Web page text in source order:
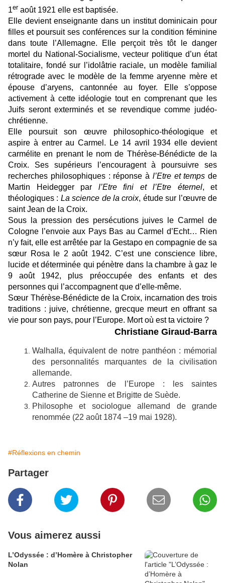
1er août 1921 elle est baptisée.
Elle devient enseignante dans un institut dominicain pour
filles et poursuit ses conférences sur la condition féminine
dans toute l’Allemagne. Elle perçoit très tôt le danger
mortel du National-Socialisme, vecteur politique d’un état
totalitaire, fondé sur l’idolâtrie raciale, un modèle familial
rétrograde avec le modèle de la femme aryenne mère et
épouse d’aryens, cantonnée au foyer. Elle s’oppose
activement à cette idéologie tout en comprenant que les
Juifs seront exterminés et se revendique comme judéo-
chrétienne.
Elle poursuit son œuvre philosophico-théologique et
aspire à entrer au Carmel. Le 14 avril 1934 elle devient
carmélite en prenant le nom de Thérèse-Bénédicte de la
Croix. Ses supérieurs l’encouragent à poursuivre ses
recherches philosophiques : réponse à l’Etre et temps de
Martin Heidegger par l’Etre fini et l’Etre éternel, et
théologiques : La science de la croix, étude sur l’œuvre de
saint Jean de la Croix.
Sous la pression des persécutions juives le Carmel de
Cologne l’envoie aux Pays Bas au Carmel d’Echt… Rien
n’y fait, elle est arrêtée par la Gestapo en compagnie de sa
sœur Rosa le 2 août 1942. C’est une conscience libre,
lucide et déterminée qui pénètre dans la chambre à gaz le
9 août 1942, plus préoccupée des enfants et des
personnes qui l’accompagnent que d’elle-même.
Sœur Thérèse-Bénédicte de la Croix, incarnation des trois
traditions : juive, chrétienne, grecque meurt en offrant sa
vie pour son pays, pour l’Europe. Mort où est ta victoire ?
Christiane Giraud-Barra
Walhalla, équivalent de notre panthéon : mémorial
des personnalités marquantes de la civilisation
allemande.
Autres patronnes de l’Europe : les saintes
Catherine de Sienne et Brigitte de Suède.
Philosophe et sociologue allemand de grande
renommée (22 août 1874 –19 mai 1928).
#Réflexions en chemin
Partager
Vous aimerez aussi
L’Odyssée : d’Homère à Christopher
Nolan